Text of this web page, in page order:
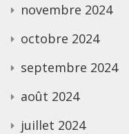
novembre 2024
octobre 2024
septembre 2024
août 2024
juillet 2024